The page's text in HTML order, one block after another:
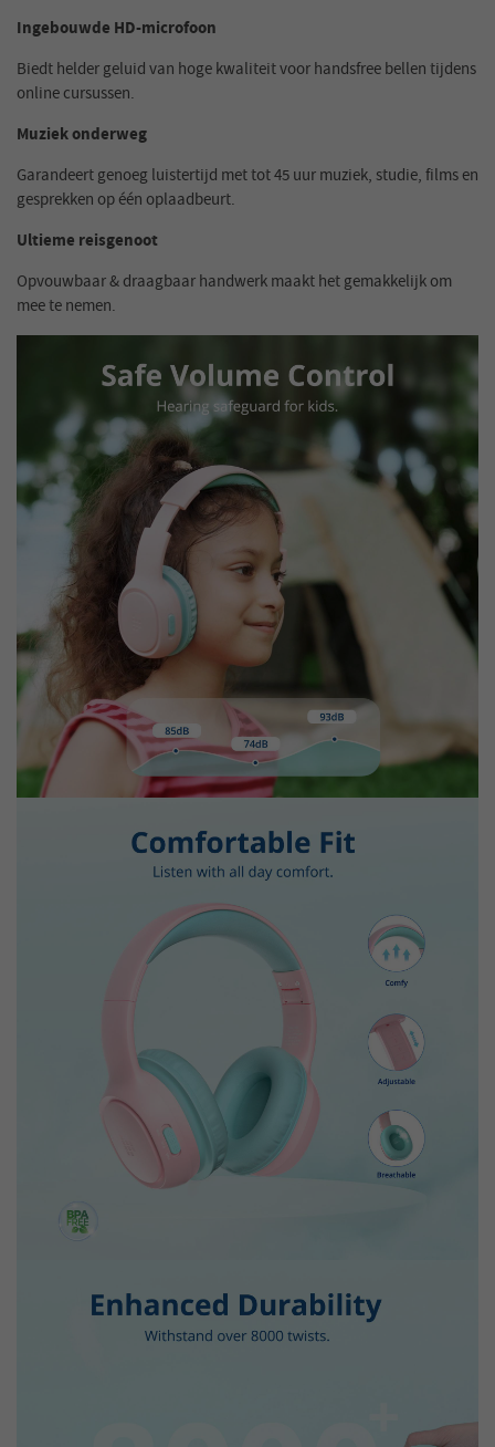
Ingebouwde HD-microfoon
Biedt helder geluid van hoge kwaliteit voor handsfree bellen tijdens
online cursussen.
Muziek onderweg
Garandeert genoeg luistertijd met tot 45 uur muziek, studie, films en
gesprekken op één oplaadbeurt.
Ultieme reisgenoot
Opvouwbaar & draagbaar handwerk maakt het gemakkelijk om
mee te nemen.